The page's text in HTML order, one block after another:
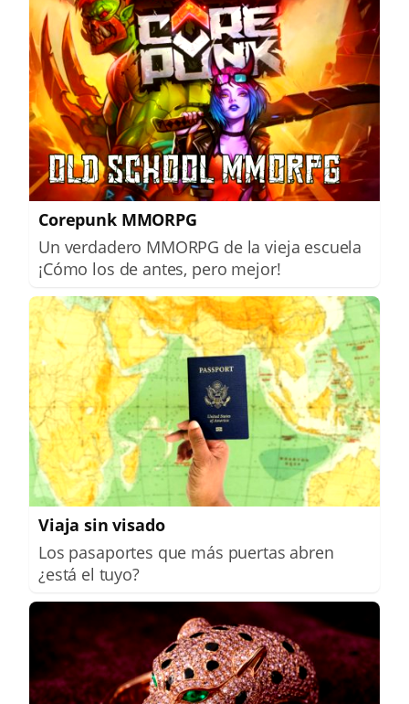
Corepunk MMORPG
Un verdadero MMORPG de la vieja escuela
¡Cómo los de antes, pero mejor!
Viaja sin visado
Los pasaportes que más puertas abren
¿está el tuyo?